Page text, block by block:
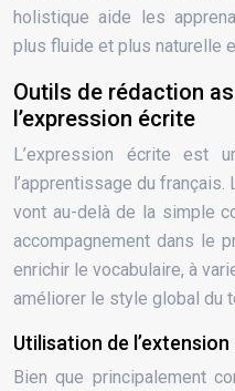
holistique aide les
plus fluide et plus naturelle
Outils de rédaction
l’expression écrite
L’expression écrite est
l’apprentissage du
vont au-delà de la simple
accompagnement dans le
enrichir le vocabulaire, à
améliorer le style global du
Utilisation de
Bien que principalement